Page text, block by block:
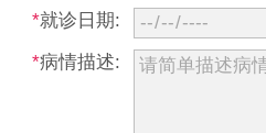
*就诊日期:
*病情描述: